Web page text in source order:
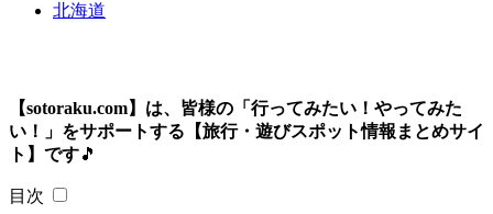
北海道
【sotoraku.com】は、皆様の「行ってみたい！やってみた
い！」をサポートする【旅行・遊びスポット情報まとめサイ
ト】です🎵
目次